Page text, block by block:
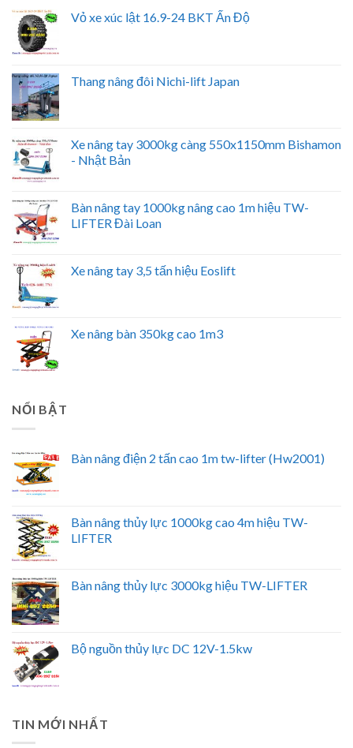
Vỏ xe xúc lật 16.9-24 BKT Ấn Độ
Thang nâng đôi Nichi-lift Japan
Xe nâng tay 3000kg càng 550x1150mm Bishamon
- Nhật Bản
Bàn nâng tay 1000kg nâng cao 1m hiệu TW-
LIFTER Đài Loan
Xe nâng tay 3,5 tấn hiệu Eoslift
Xe nâng bàn 350kg cao 1m3
NỔI BẬT
Bàn nâng điện 2 tấn cao 1m tw-lifter (Hw2001)
Bàn nâng thủy lực 1000kg cao 4m hiệu TW-
LIFTER
Bàn nâng thủy lực 3000kg hiệu TW-LIFTER
Bộ nguồn thủy lực DC 12V-1.5kw
TIN MỚI NHẤT